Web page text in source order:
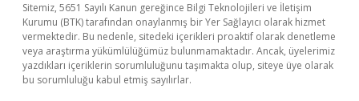
Sitemiz, 5651 Sayılı Kanun gereğince Bilgi Teknolojileri ve İletişim
Kurumu (BTK) tarafından onaylanmış bir Yer Sağlayıcı olarak hizmet
vermektedir. Bu nedenle, sitedeki içerikleri proaktif olarak denetleme
veya araştırma yükümlülüğümüz bulunmamaktadır. Ancak, üyelerimiz
yazdıkları içeriklerin sorumluluğunu taşımakta olup, siteye üye olarak
bu sorumluluğu kabul etmiş sayılırlar.